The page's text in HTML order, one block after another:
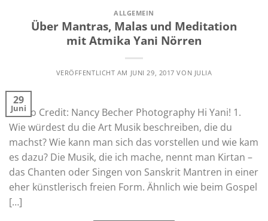
ALLGEMEIN
Über Mantras, Malas und Meditation
mit Atmika Yani Nörren
VERÖFFENTLICHT AM JUNI 29, 2017 VON JULIA
29
Juni
Photo Credit: Nancy Becher Photography Hi Yani! 1.
Wie würdest du die Art Musik beschreiben, die du
machst? Wie kann man sich das vorstellen und wie kam
es dazu? Die Musik, die ich mache, nennt man Kirtan –
das Chanten oder Singen von Sanskrit Mantren in einer
eher künstlerisch freien Form. Ähnlich wie beim Gospel
[…]